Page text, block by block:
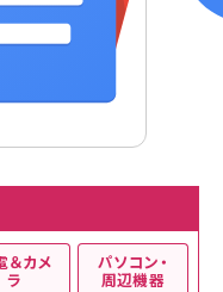
＆カメ
ラ
パソコン・
周辺機器